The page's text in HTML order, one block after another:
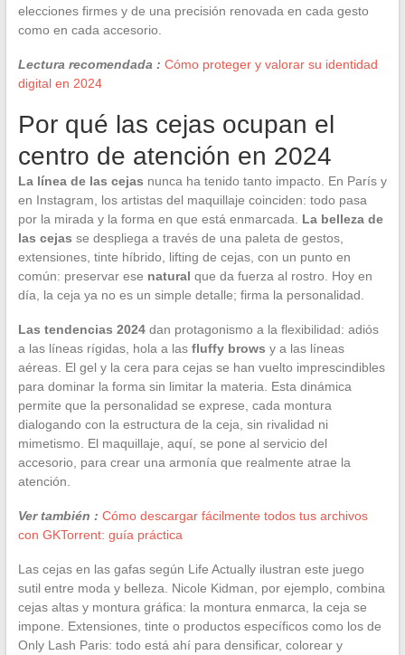
elecciones firmes y de una precisión renovada en cada gesto
como en cada accesorio.
Lectura recomendada : Cómo proteger y valorar su identidad
digital en 2024
Por qué las cejas ocupan el
centro de atención en 2024
La línea de las cejas nunca ha tenido tanto impacto. En París y
en Instagram, los artistas del maquillaje coinciden: todo pasa
por la mirada y la forma en que está enmarcada. La belleza de
las cejas se despliega a través de una paleta de gestos,
extensiones, tinte híbrido, lifting de cejas, con un punto en
común: preservar ese natural que da fuerza al rostro. Hoy en
día, la ceja ya no es un simple detalle; firma la personalidad.
Las tendencias 2024dan protagonismo a la flexibilidad: adiós
a las líneas rígidas, hola a las fluffy brows y a las líneas
aéreas. El gel y la cera para cejas se han vuelto imprescindibles
para dominar la forma sin limitar la materia. Esta dinámica
permite que la personalidad se exprese, cada montura
dialogando con la estructura de la ceja, sin rivalidad ni
mimetismo. El maquillaje, aquí, se pone al servicio del
accesorio, para crear una armonía que realmente atrae la
atención.
Ver también : Cómo descargar fácilmente todos tus archivos
con GKTorrent: guía práctica
Las cejas en las gafas según Life Actually ilustran este juego
sutil entre moda y belleza. Nicole Kidman, por ejemplo, combina
cejas altas y montura gráfica: la montura enmarca, la ceja se
impone. Extensiones, tinte o productos específicos como los de
Only Lash Paris: todo está ahí para densificar, colorear y